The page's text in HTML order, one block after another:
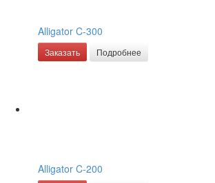
Alligator C-300
Заказать Подробнее
Alligator C-200